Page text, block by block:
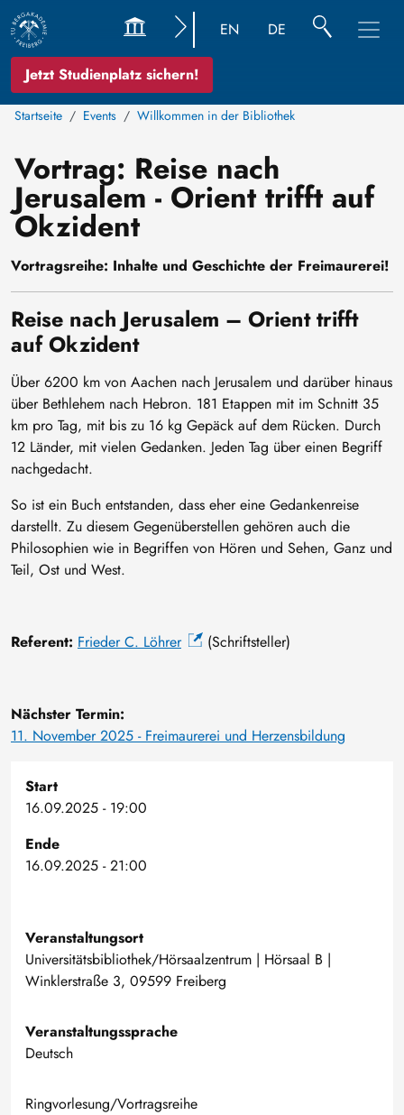
Jetzt Studienplatz sichern!
EN DE
Startseite Events Willkommen in der Bibliothek
Vortrag: Reise nach
Jerusalem - Orient trifft auf
Okzident
Vortragsreihe: Inhalte und Geschichte der Freimaurerei!
Reise nach Jerusalem – Orient trifft
auf Okzident
Über 6200 km von Aachen nach Jerusalem und darüber hinaus
über Bethlehem nach Hebron. 181 Etappen mit im Schnitt 35
km pro Tag, mit bis zu 16 kg Gepäck auf dem Rücken. Durch
12 Länder, mit vielen Gedanken. Jeden Tag über einen Begriff
nachgedacht.
So ist ein Buch entstanden, dass eher eine Gedankenreise
darstellt. Zu diesem Gegenüberstellen gehören auch die
Philosophien wie in Begriffen von Hören und Sehen, Ganz und
Teil, Ost und West.
Referent: Frieder C. Löhrer (Schriftsteller)
Nächster Termin:
11. November 2025 - Freimaurerei und Herzensbildung
Start
16.09.2025 - 19:00
Ende
16.09.2025 - 21:00
Veranstaltungsort
Universitätsbibliothek/Hörsaalzentrum | Hörsaal B |
Winklerstraße 3, 09599 Freiberg
Veranstaltungssprache
Deutsch
Ringvorlesung/Vortragsreihe